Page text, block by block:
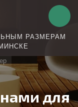
РАЗМЕРАМ
для